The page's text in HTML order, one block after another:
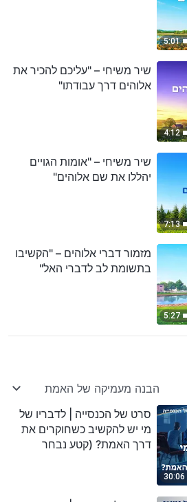
5:01
4:12
שיר משיחי – "עליכם להכיר את
אלוהים דרך עבודתו"
7:13
שיר משיחי – "אומות הגויים
יהללו את שם אלוהים"
5:27
מזמור דברי אלוהים – "הקשיבו
בתשומת לב לדברי האל"
הבנה מעמיקה של האמת
30:06
סרט של הכנסייה | לדבריו של
מי יש להקשיב כשחוקרים את
דרך האמת? (קטע נבחר